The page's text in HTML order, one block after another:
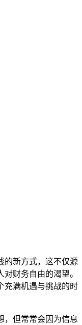
的新方式，这不仅源
财务自由的渴望。
充满机遇与挑战的时
，但常常会因为信息